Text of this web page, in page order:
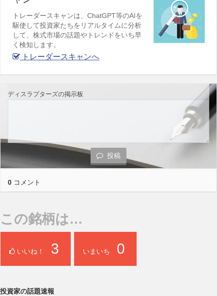
トレーダースキャンは、ChatGPT等のAIを
駆使して投資家たちをリアルタイムに分析
して、株式市場の話題やトレンドをいち早
く検知します。
トレーダースキャンへ
ディスラプターズの掲示板
投稿
0 コメント
この銘柄は…
いいね！ 3 いまいち 0
投資家の話題速報